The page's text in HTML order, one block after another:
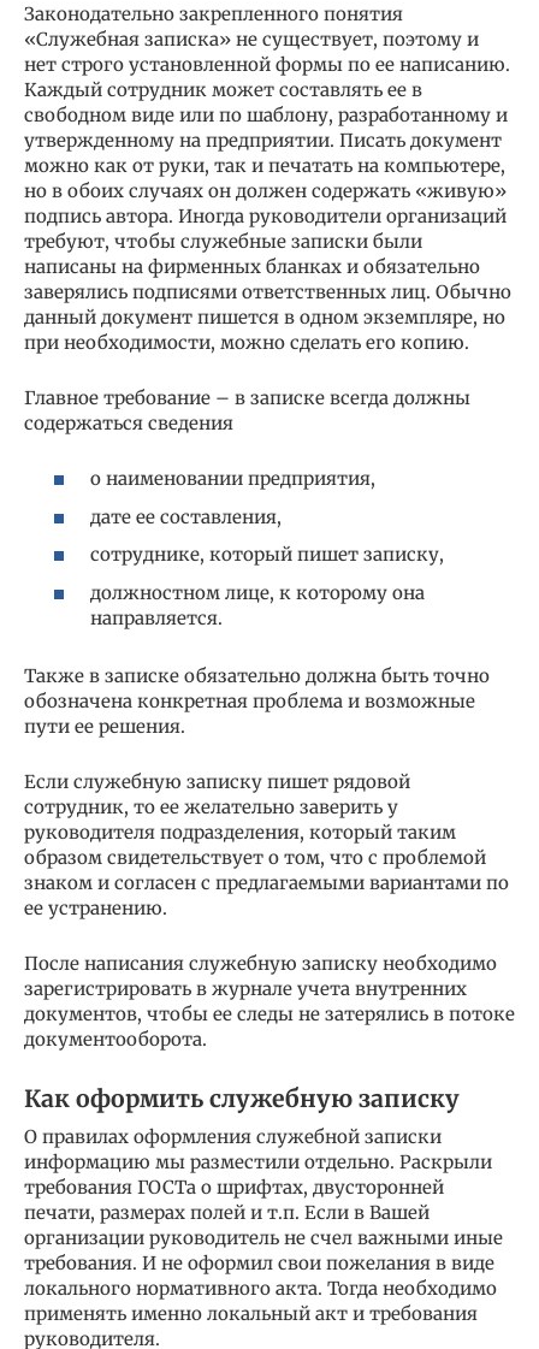
Законодательно закрепленного понятия
«Служебная записка» не существует, поэтому и
нет строго установленной формы по ее написанию.
Каждый сотрудник может составлять ее в
свободном виде или по шаблону, разработанному и
утвержденному на предприятии. Писать документ
можно как от руки, так и печатать на компьютере,
но в обоих случаях он должен содержать «живую»
подпись автора. Иногда руководители организаций
требуют, чтобы служебные записки были
написаны на фирменных бланках и обязательно
заверялись подписями ответственных лиц. Обычно
данный документ пишется в одном экземпляре, но
при необходимости, можно сделать его копию.
Главное требование – в записке всегда должны
содержаться сведения
о наименовании предприятия,
дате ее составления,
сотруднике, который пишет записку,
должностном лице, к которому она
направляется.
Также в записке обязательно должна быть точно
обозначена конкретная проблема и возможные
пути ее решения.
Если служебную записку пишет рядовой
сотрудник, то ее желательно заверить у
руководителя подразделения, который таким
образом свидетельствует о том, что с проблемой
знаком и согласен с предлагаемыми вариантами по
ее устранению.
После написания служебную записку необходимо
зарегистрировать в журнале учета внутренних
документов, чтобы ее следы не затерялись в потоке
документооборота.
Как оформить служебную записку
О правилах оформления служебной записки
информацию мы разместили отдельно. Раскрыли
требования ГОСТа о шрифтах, двусторонней
печати, размерах полей и т.п. Если в Вашей
организации руководитель не счел важными иные
требования. И не оформил свои пожелания в виде
локального нормативного акта. Тогда необходимо
применять именно локальный акт и требования
руководителя.